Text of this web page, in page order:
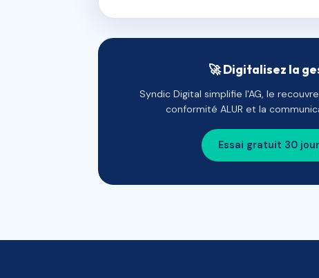
🚀 Digitalisez la
Syndic Digital simplifie l'AG, le
conformité ALUR et la
Essai gratuit 30